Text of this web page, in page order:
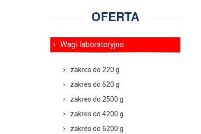
OFERTA
Wagi laboratoryjne
zakres do 220 g
zakres do 620 g
zakres do 2500 g
zakres do 4200 g
zakres do 6200 g